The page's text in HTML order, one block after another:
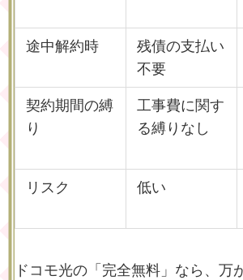
途中解約時
残債の支払い
不要
契約期間の縛
り
工事費に関す
る縛りなし
リスク 低い
ドコモ光の「完全無料」なら、万